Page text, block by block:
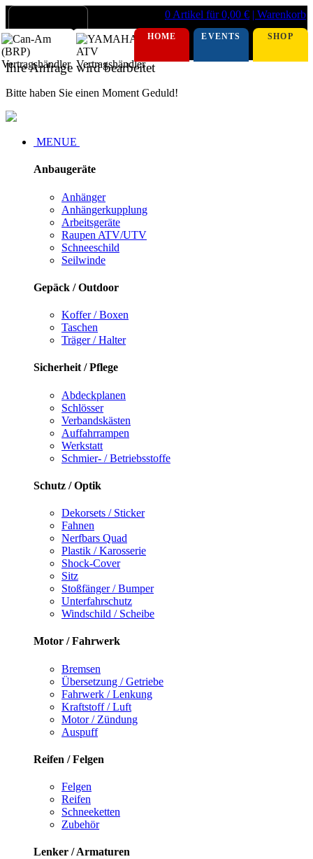
0 Artikel für 0,00 € | Warenkorb
HOME EVENTS SHOP
Ihre Anfrage wird bearbeitet
Bitte haben Sie einen Moment Geduld!
MENUE
Anbaugeräte
Anhänger
Anhängerkupplung
Arbeitsgeräte
Raupen ATV/UTV
Schneeschild
Seilwinde
Gepäck / Outdoor
Koffer / Boxen
Taschen
Träger / Halter
Sicherheit / Pflege
Abdeckplanen
Schlösser
Verbandskästen
Auffahrrampen
Werkstatt
Schmier- / Betriebsstoffe
Schutz / Optik
Dekorsets / Sticker
Fahnen
Nerfbars Quad
Plastik / Karosserie
Shock-Cover
Sitz
Stoßfänger / Bumper
Unterfahrschutz
Windschild / Scheibe
Motor / Fahrwerk
Bremsen
Übersetzung / Getriebe
Fahrwerk / Lenkung
Kraftstoff / Luft
Motor / Zündung
Auspuff
Reifen / Felgen
Felgen
Reifen
Schneeketten
Zubehör
Lenker / Armaturen